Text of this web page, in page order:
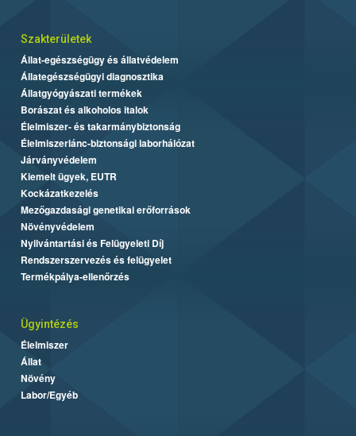
Szakterületek
Állat-egészségügy és állatvédelem
Állategészségügyi diagnosztika
Állatgyógyászati termékek
Borászat és alkoholos italok
Élelmiszer- és takarmánybiztonság
Élelmiszerlánc-biztonsági laborhálózat
Járványvédelem
Kiemelt ügyek, EUTR
Kockázatkezelés
Mezőgazdasági genetikai erőforrások
Növényvédelem
Nyilvántartási és Felügyeleti Díj
Rendszerszervezés és felügyelet
Termékpálya-ellenőrzés
Ügyintézés
Élelmiszer
Állat
Növény
Labor/Egyéb